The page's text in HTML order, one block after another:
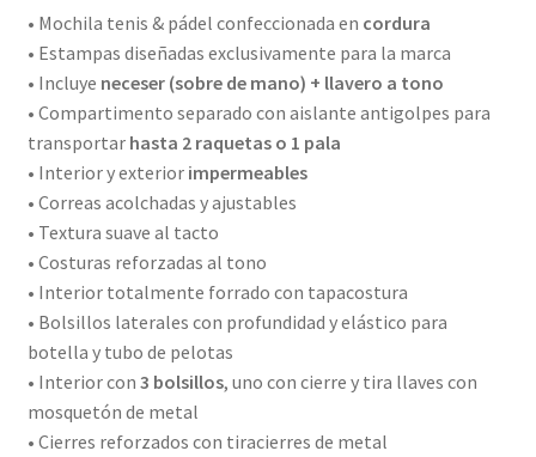
• Mochila tenis & pádel confeccionada en cordura
• Estampas diseñadas exclusivamente para la marca
• Incluye neceser (sobre de mano) + llavero a tono
• Compartimento separado con aislante antigolpes para
transportar hasta 2 raquetas o 1 pala
• Interior y exterior impermeables
• Correas acolchadas y ajustables
• Textura suave al tacto
• Costuras reforzadas al tono
• Interior totalmente forrado con tapacostura
• Bolsillos laterales con profundidad y elástico para
botella y tubo de pelotas
• Interior con 3 bolsillos, uno con cierre y tira llaves con
mosquetón de metal
• Cierres reforzados con tiracierres de metal